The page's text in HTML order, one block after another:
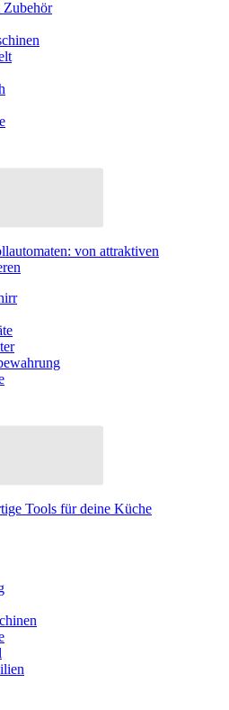
Zubehör
von attraktiven
Tools für deine Küche